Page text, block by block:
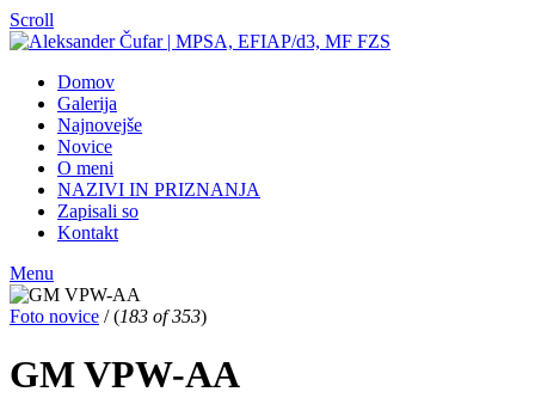
Scroll
Domov
Galerija
Najnovejše
Novice
O meni
NAZIVI IN PRIZNANJA
Zapisali so
Kontakt
Menu
Foto novice /(183 of 353)
GM VPW-AA